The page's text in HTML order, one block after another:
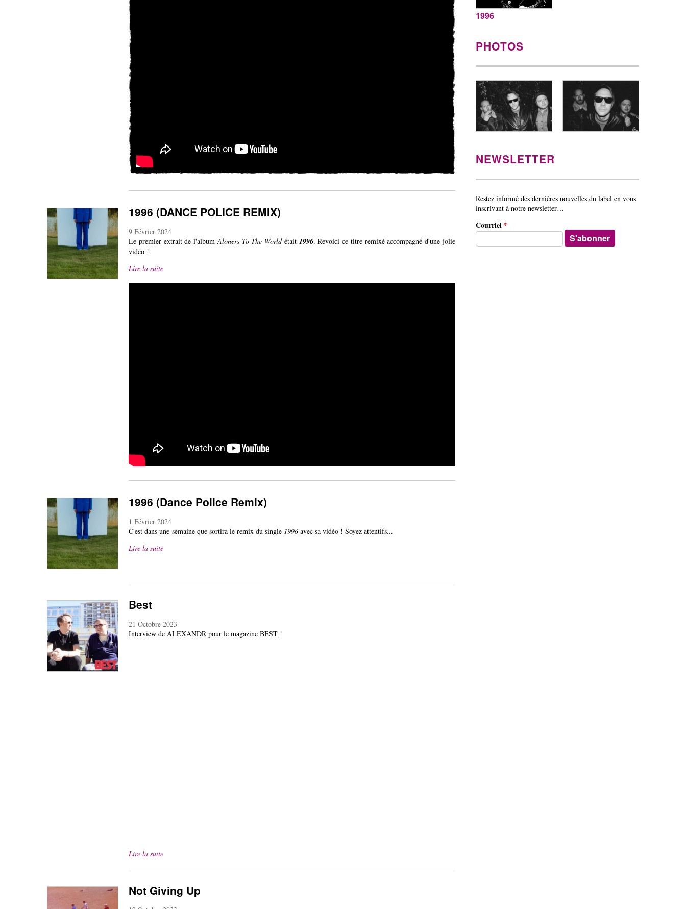
1996 (DANCE POLICE REMIX)
9 Février 2024
Le premier extrait de l'albumAloners To The Worldétait 1996. Revoici ce titre remixé accompagné d'une jolie
vidéo !
Lire la suite
1996 (Dance Police Remix)
1 Février 2024
C'est dans une semaine que sortira le remix du single 1996 avec sa vidéo ! Soyez attentifs...
Lire la suite
Best
21 Octobre 2023
Interview de ALEXANDR pour le magazine BEST !
Lire la suite
Not Giving Up
1996
PHOTOS
NEWSLETTER
Restez informé des dernières nouvelles du label en vous
inscrivant à notre newsletter…
Courriel *